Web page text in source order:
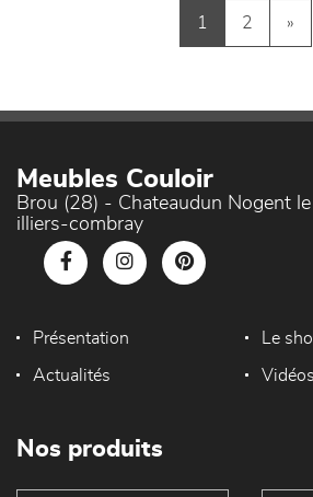
1 2 »
Meubles Couloir
Brou (28) - Chateaudun Nogent
illiers-combray
Présentation Le
Actualités Vidéos
Nos produits